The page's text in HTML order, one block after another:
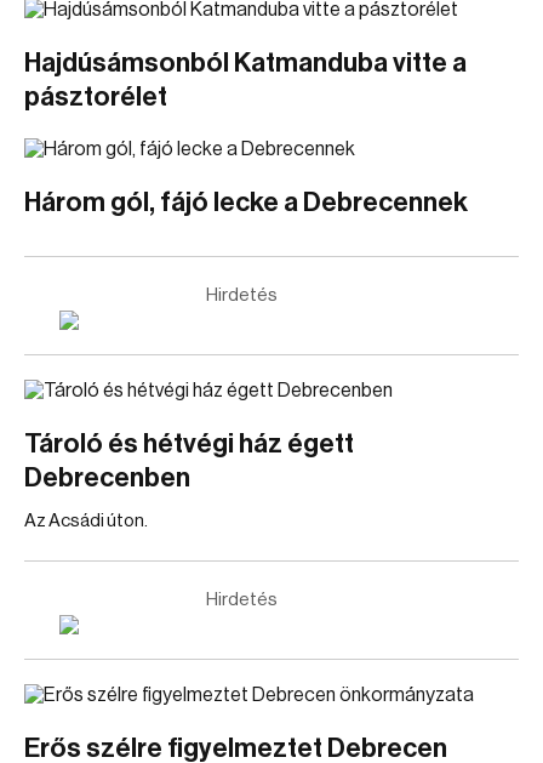
Hajdúsámsonból Katmanduba vitte a
pásztorélet
Három gól, fájó lecke a Debrecennek
Hirdetés
Tároló és hétvégi ház égett
Debrecenben
Az Acsádi úton.
Hirdetés
Erős szélre figyelmeztet Debrecen